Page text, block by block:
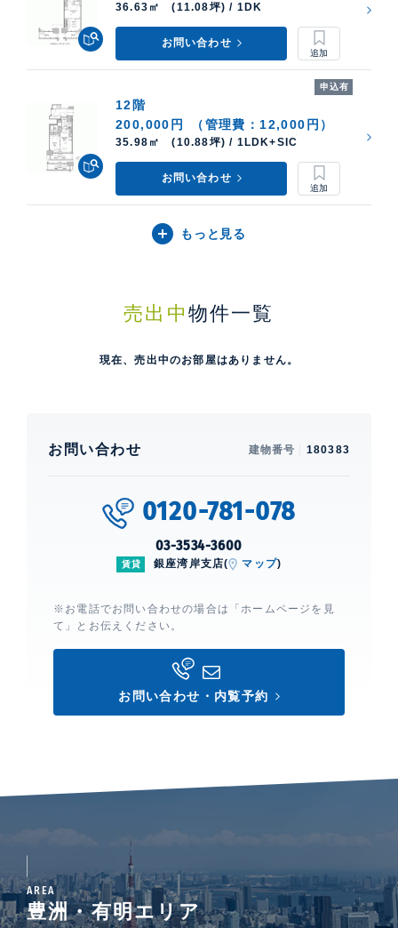
36.63㎡ (11.08坪) / 1DK
お問い合わせ
申込有
12階
200,000円
（管理費：12,000円）
35.98㎡ (10.88坪) / 1LDK+SIC
お問い合わせ
もっと見る
売出中 物件一覧
現在、売出中のお部屋はありません。
お問い合わせ 建物番号 180383
0120-781-078
03-3534-3600
賃貸 銀座湾岸支店( マップ)
※お電話でお問い合わせの場合は「ホームページを見
て」とお伝えください。
お問い合わせ・内覧予約
AREA
豊洲・有明エリア